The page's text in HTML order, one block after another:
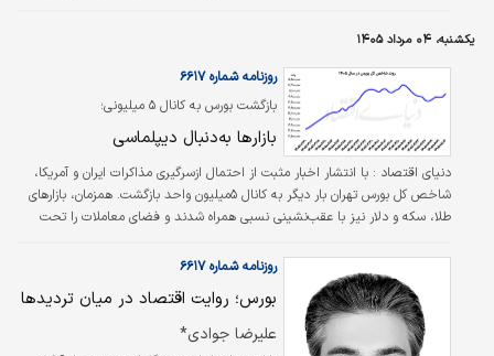
یکشنبه، ۰۴ مرداد ۱۴۰۵
بازگشت بورس به کانال ۵‌ میلیونی؛
روزنامه شماره ۶۶۱۷
بازارها به‌دنبال دیپلماسی
دنیای اقتصاد : با انتشار اخبار مثبت از احتمال ازسرگیری مذاکرات ایران و آمریکا،
شاخص کل بورس تهران بار دیگر به کانال ۵‌میلیون واحد بازگشت. همزمان، بازارهای
طلا، سکه و دلار نیز با عقب‌نشینی نسبی همراه شدند و فضای معاملات را تحت
روزنامه شماره ۶۶۱۷
بورس؛ روایت اقتصاد در میان تردیدها
علیرضا جوادی*